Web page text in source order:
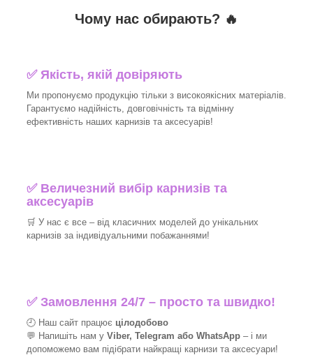
Чому нас обирають? 🔥
✅Якість, якій довіряють
Ми пропонуємо продукцію тільки з високоякісних матеріалів.
Гарантуємо надійність, довговічність та відмінну
ефективність наших карнизів та аксесуарів!​
✅ Величезний вибір карнизів та
аксесуарів
🛒 У нас є все – від класичних моделей до унікальних
карнизів за індивідуальними побажаннями!​
✅Замовлення 24/7 – просто та швидко!
🕘 Наш сайт працює цілодобово
💬 Напишіть нам у Viber, Telegram або WhatsApp – і ми
допоможемо вам підібрати найкращі карнизи та аксесуари!